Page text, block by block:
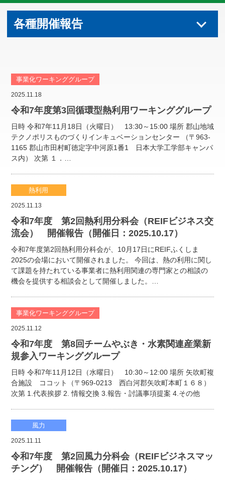
各種開催報告
事業化ワーキンググループ
2025.11.18
令和7年度第3回循環型熱利用ワーキンググループ
日時 令和7年11月18日（火曜日） 13:30～15:00 場所 郡山地域
テクノポリスものづくりインキュベーションセンター （〒963-
1165 郡山市田村町徳定字中河原1番1 日本大学工学部キャンパ
ス内） 次第 １．…
熱利用
2025.11.13
令和7年度 第2回熱利用分科会（REIFビジネス交
流会） 開催報告（開催日：2025.10.17）
令和7年度第2回熱利用分科会が、10月17日にREIFふくしま
2025の会場において開催されました。 今回は、熱の利用に関し
て課題を持たれている事業者に熱利用関連の専門家との相談の
機会を提供する相談会として開催しました。…
事業化ワーキンググループ
2025.11.12
令和7年度 第8回チームやぶき・水素関連産業新
規参入ワーキンググループ
日時 令和7年11月12日（水曜日） 10:30～12:00 場所 矢吹町複
合施設 ココット（〒969-0213 西白河郡矢吹町本町１６８）
次第 1.代表挨拶 2. 情報交換 3.報告・討議事項提案 4.その他
風力
2025.11.11
令和7年度 第2回風力分科会（REIFビジネスマッ
チング） 開催報告（開催日：2025.10.17）